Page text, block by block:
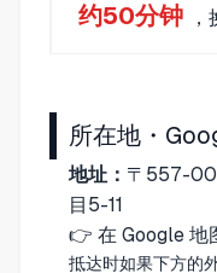
约50分钟
所在地・
地址： 〒557-
目5-11
👉 在 Google 地
抵达时如果下方的